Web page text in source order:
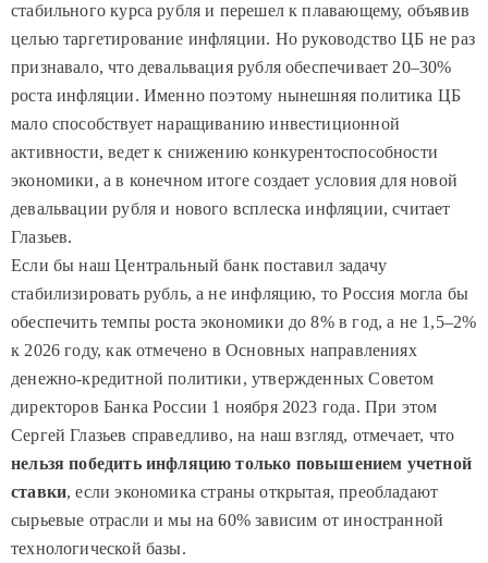
стабильного курса рубля и перешел к плавающему, объявив
целью таргетирование инфляции. Но руководство ЦБ не раз
признавало, что девальвация рубля обеспечивает 20–30%
роста инфляции. Именно поэтому нынешняя политика ЦБ
мало способствует наращиванию инвестиционной
активности, ведет к снижению конкурентоспособности
экономики, а в конечном итоге создает условия для новой
девальвации рубля и нового всплеска инфляции, считает
Глазьев.
Если бы наш Центральный банк поставил задачу
стабилизировать рубль, а не инфляцию, то Россия могла бы
обеспечить темпы роста экономики до 8% в год, а не 1,5–2%
к 2026 году, как отмечено в Основных направлениях
денежно-кредитной политики, утвержденных Советом
директоров Банка России 1 ноября 2023 года. При этом
Сергей Глазьев справедливо, на наш взгляд, отмечает, что
нельзя победить инфляцию только повышением учетной
ставки, если экономика страны открытая, преобладают
сырьевые отрасли и мы на 60% зависим от иностранной
технологической базы.